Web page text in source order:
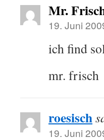
Mr.
19. Juni
ich find
mr. frisch
roesisch
19. Juni